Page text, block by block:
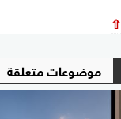
⇧
موضوعات متعلقة